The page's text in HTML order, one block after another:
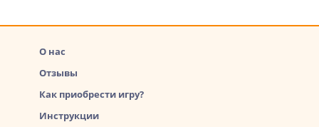
О нас
Отзывы
Как приобрести игру?
Инструкции